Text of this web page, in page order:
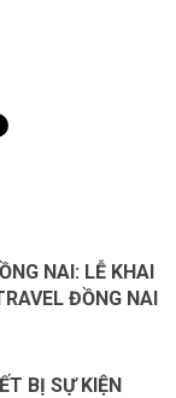
NAI: LỄ KHAI
ĐỒNG NAI
BỊ SỰ KIỆN